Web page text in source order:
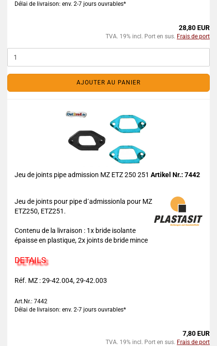
Délai de livraison: env. 2-7 jours ouvrables*
28,80 EUR
TVA. 19% incl. Port en sus. Frais de port
AJOUTER AU PANIER
Jeu de joints pipe admission MZ ETZ 250 251 Artikel Nr.: 7442
Jeu de joints pour pipe d´admissionla pour MZ
ETZ250, ETZ251.
Contenu de la livraison : 1x bride isolante
épaisse en plastique, 2x joints de bride mince
DETAILS
Réf. MZ : 29-42.004, 29-42.003
Art.Nr.: 7442
Délai de livraison: env. 2-7 jours ouvrables*
7,80 EUR
TVA. 19% incl. Port en sus. Frais de port